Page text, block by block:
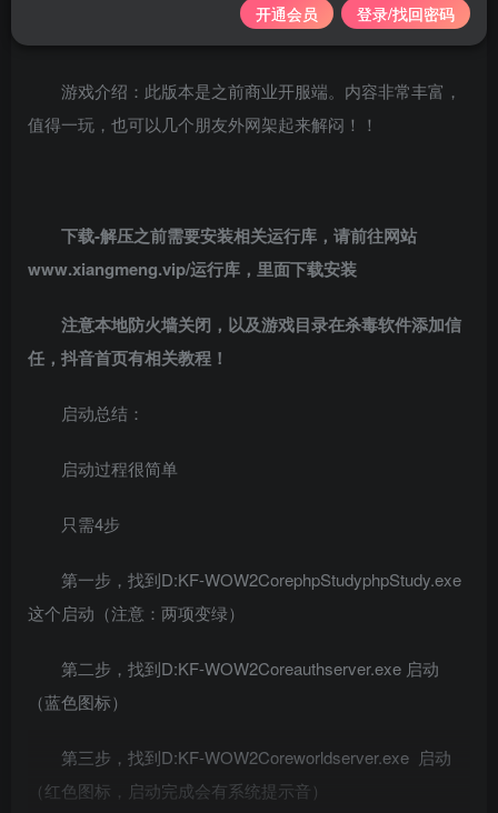
配GM工具，集合好了多玩插件。修改工具
游戏介绍：此版本是之前商业开服端。内容非常丰富，
值得一玩，也可以几个朋友外网架起来解闷！！
下载-解压之前需要安装相关运行库，请前往网站
www.xiangmeng.vip/运行库，里面下载安装
注意本地防火墙关闭，以及游戏目录在杀毒软件添加信
任，抖音首页有相关教程！
启动总结：
启动过程很简单
只需4步
第一步，找到D:KF-WOW2CorephpStudyphpStudy.exe
这个启动（注意：两项变绿）
第二步，找到D:KF-WOW2Coreauthserver.exe 启动
（蓝色图标）
第三步，找到D:KF-WOW2Coreworldserver.exe 启动
（红色图标，启动完成会有系统提示音）
开通会员 登录/找回密码